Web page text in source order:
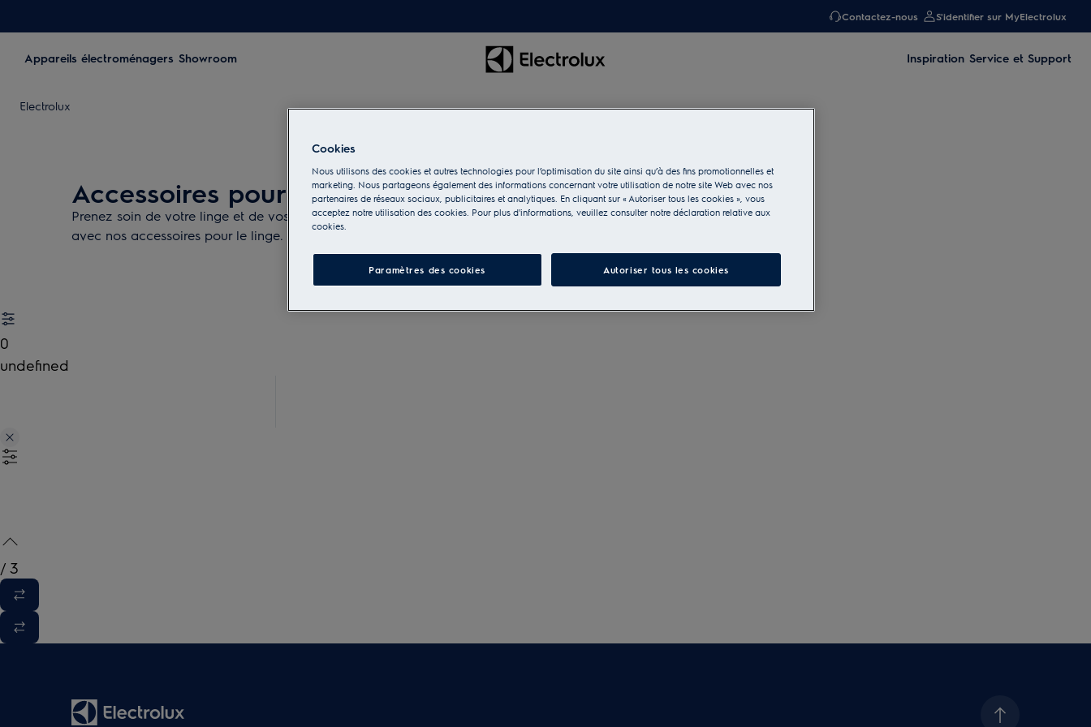
Contactez-nous S'identifier sur MyElectrolux
Appareils électroménagers Showroom Inspiration Service et Support
Electrolux
Accessoires pour le soin du linge
Prenez soin de votre linge et de vos appareils et facilitez-vous les lessives
avec nos accessoires pour le linge.
0
undefined
/ 3
Cookies
Nous utilisons des cookies et autres technologies pour l’optimisation du site ainsi qu’à des fins promotionnelles et
marketing. Nous partageons également des informations concernant votre utilisation de notre site Web avec nos
partenaires de réseaux sociaux, publicitaires et analytiques. En cliquant sur « Autoriser tous les cookies », vous
acceptez notre utilisation des cookies. Pour plus d'informations, veuillez consulter notre déclaration relative aux
cookies.
Paramètres des cookies Autoriser tous les cookies